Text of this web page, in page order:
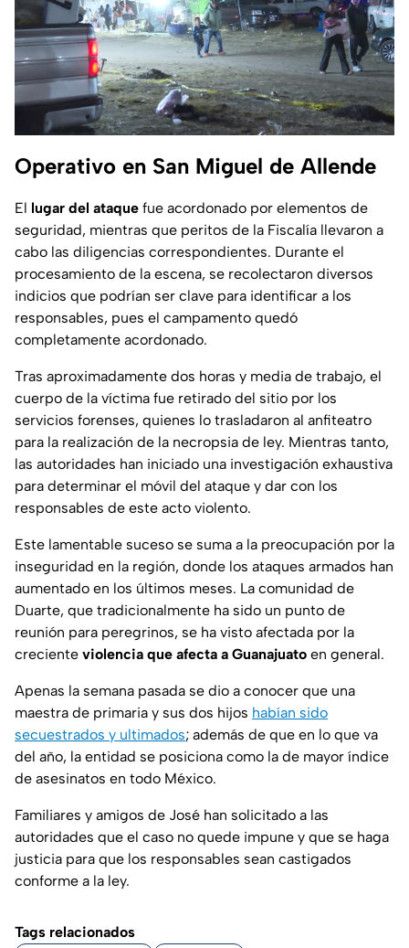
Operativo en San Miguel de Allende
El lugar del ataque fue acordonado por elementos de
seguridad, mientras que peritos de la Fiscalía llevaron a
cabo las diligencias correspondientes. Durante el
procesamiento de la escena, se recolectaron diversos
indicios que podrían ser clave para identificar a los
responsables, pues el campamento quedó
completamente acordonado.
Tras aproximadamente dos horas y media de trabajo, el
cuerpo de la víctima fue retirado del sitio por los
servicios forenses, quienes lo trasladaron al anfiteatro
para la realización de la necropsia de ley. Mientras tanto,
las autoridades han iniciado una investigación exhaustiva
para determinar el móvil del ataque y dar con los
responsables de este acto violento.
Este lamentable suceso se suma a la preocupación por la
inseguridad en la región, donde los ataques armados han
aumentado en los últimos meses. La comunidad de
Duarte, que tradicionalmente ha sido un punto de
reunión para peregrinos, se ha visto afectada por la
creciente violencia que afecta a Guanajuato en general.
Apenas la semana pasada se dio a conocer que una
maestra de primaria y sus dos hijos habían sido
secuestrados y ultimados; además de que en lo que va
del año, la entidad se posiciona como la de mayor índice
de asesinatos en todo México.
Familiares y amigos de José han solicitado a las
autoridades que el caso no quede impune y que se haga
justicia para que los responsables sean castigados
conforme a la ley.
Tags relacionados